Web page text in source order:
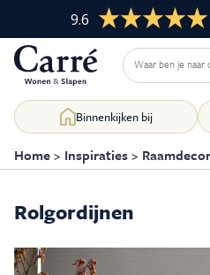
9.6
Skip
content
Woonkamer
Slaapkamer
Binnenkijken bij
Home> Inspiraties>
Rolgordijnen